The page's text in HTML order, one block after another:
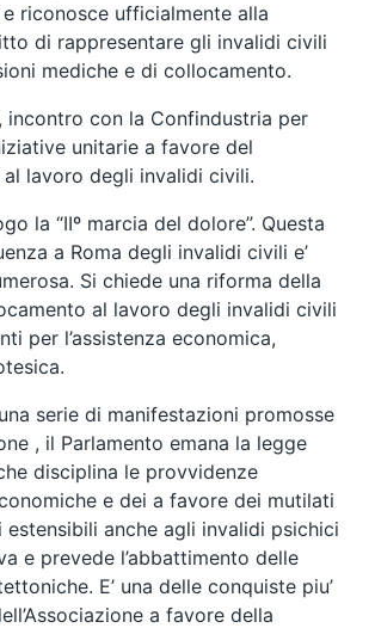
riconosce ufficialmente alla
di rappresentare gli invalidi civili
mediche e di collocamento.
incontro con la Confindustria per
unitarie a favore del
lavoro degli invalidi civili.
la “IIº marcia del dolore”. Questa
a Roma degli invalidi civili e’
Si chiede una riforma della
al lavoro degli invalidi civili
per l’assistenza economica,
serie di manifestazioni promosse
, il Parlamento emana la legge
disciplina le provvidenze
e dei a favore dei mutilati
anche agli invalidi psichici
e prevede l’abbattimento delle
E’ una delle conquiste piu’
a favore della